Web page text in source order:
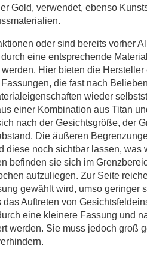
Gold, verwendet, ebenso
oder sind bereits vorher
eine entsprechende
Hier bieten die Hersteller
die fast nach
wieder
einer Kombination aus Titan
nach der Gesichtsgröße, der
Die äußeren
diese noch sichtbar lassen, was
befinden sie sich im
aufzuliegen. Zur Seite
gewählt wird, umso geringer
Auftreten von
eine kleinere Fassung und
werden. Sie muss jedoch groß